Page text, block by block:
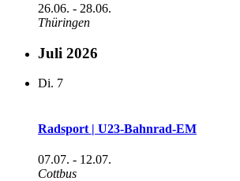
26.06. - 28.06.
Thüringen
Juli 2026
Di. 7
Radsport | U23-Bahnrad-EM
07.07. - 12.07.
Cottbus